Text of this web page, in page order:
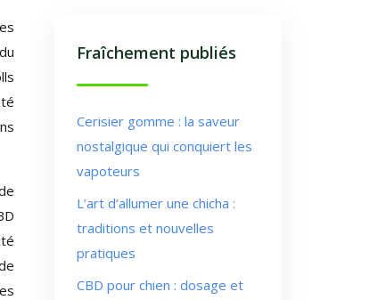
Fraîchement publiés
Cerisier gomme : la saveur
nostalgique qui conquiert les
vapoteurs
L’art d’allumer une chicha :
traditions et nouvelles
pratiques
CBD pour chien : dosage et